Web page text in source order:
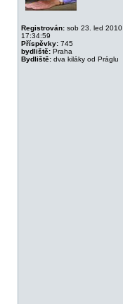
Registrován: sob 23. led 2010
17:34:59
Příspěvky: 745
bydliště: Praha
Bydliště: dva kiláky od Práglu